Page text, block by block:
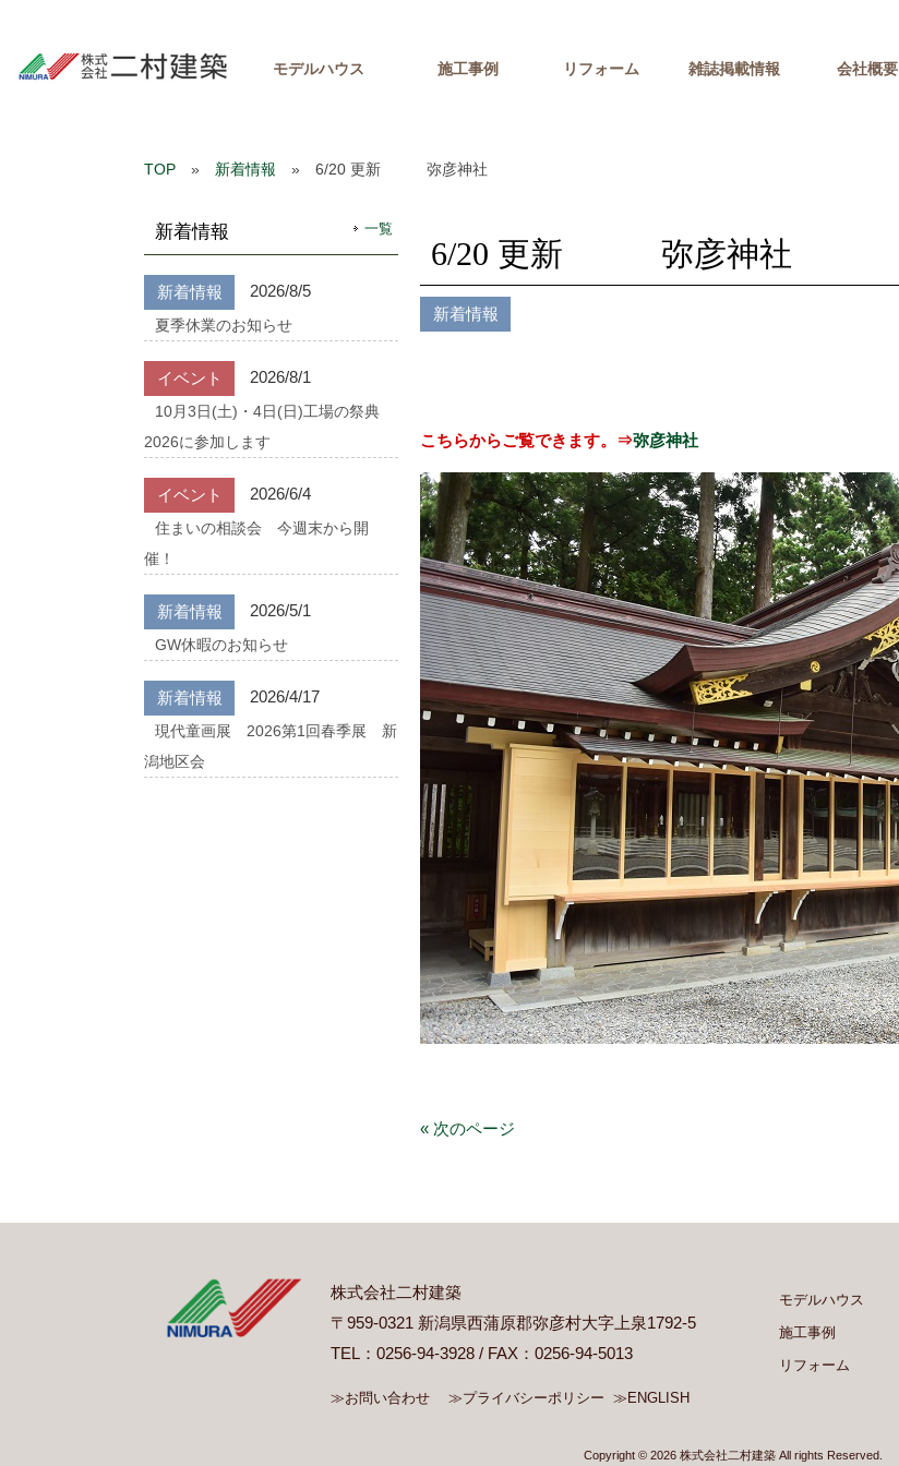
モデルハウス 施工事例 リフォーム 雑誌掲載情報 会社概要
TOP » 新着情報 » 6/20 更新 弥彦神社
6/20 更新 弥彦神社
新着情報
こちらからご覧できます。⇒弥彦神社
« 次のページ
新着情報 一覧
新着情報 2026/8/5
夏季休業のお知らせ
イベント 2026/8/1
10月3日(土)・4日(日)工場の祭典
2026に参加します
イベント 2026/6/4
住まいの相談会 今週末から開
催！
新着情報 2026/5/1
GW休暇のお知らせ
新着情報 2026/4/17
現代童画展 2026第1回春季展 新
潟地区会
株式会社二村建築
〒959-0321 新潟県西蒲原郡弥彦村大字上泉1792-5
TEL：0256-94-3928 / FAX：0256-94-5013
≫お問い合わせ ≫プライバシーポリシー ≫ENGLISH
モデルハウス
施工事例
リフォーム
Copyright © 2026 株式会社二村建築 All rights Reserved.